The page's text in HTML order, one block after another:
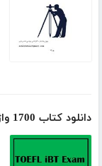
دانلود کتاب 1700 واژه ی ضروری تافل